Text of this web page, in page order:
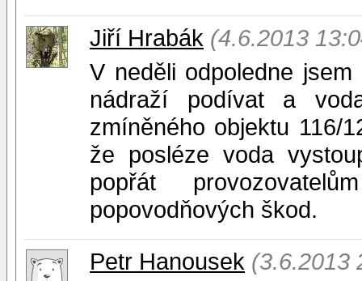
Jiří Hrabák (4.6.2013
V neděli odpoledne
nádraží podívat a
zmíněného objektu 116/
že posléze voda
popřát
popovodňových škod.
Petr Hanousek (3.6.2013